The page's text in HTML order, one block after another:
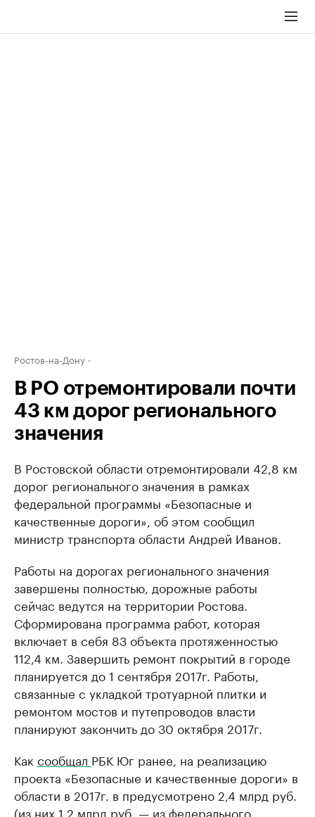
Ростов-на-Дону
В РО отремонтировали почти
43 км дорог регионального
значения
В Ростовской области отремонтировали 42,8 км
дорог регионального значения в рамках
федеральной программы «Безопасные и
качественные дороги», об этом сообщил
министр транспорта области Андрей Иванов.
Работы на дорогах регионального значения
завершены полностью, дорожные работы
сейчас ведутся на территории Ростова.
Сформирована программа работ, которая
включает в себя 83 объекта протяженностью
112,4 км. Завершить ремонт покрытий в городе
планируется до 1 сентября 2017г. Работы,
связанные с укладкой тротуарной плитки и
ремонтом мостов и путепроводов власти
планируют закончить до 30 октября 2017г.
Как сообщал РБК Юг ранее, на реализацию
проекта «Безопасные и качественные дороги» в
области в 2017г. в предусмотрено 2,4 млрд руб.
(из них 1,2 млрд руб. — из федерального